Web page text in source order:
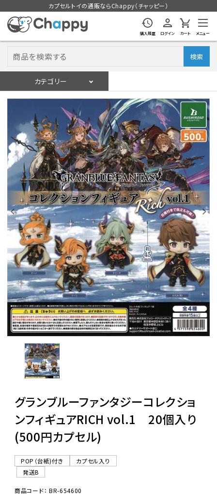
カプセルトイの通販ならChappy（チャッピー）
購入履歴 ログイン カート メニュー
検索
カテゴリー
会員登録
入荷スケジュールをチェック
カプセルトイマシン本体
カプセルトイ
販促用空カプセル
レンタル
景品・玩具・文具
販促用カプセルトイ
よくあるご質問
06-6282-7659
グランブルーファンタジーコレクショ
ンフィギュアRICH vol.1 20個入り
(500円カプセル)
POP（台紙)付き
カプセル入り
発送B
商品コード： BR-654600